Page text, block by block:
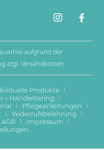
aufgrund der
zzgl. Versandkosten
Produkte
– Handlettering
Pflegeanleitungen
Widerrufsbelehrung
AGB
Impressum